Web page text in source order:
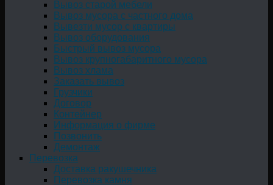
Вывоз старой мебели
Вывоз мусора с частного дома
Вывезти мусор с квартиры
Вывоз оборудования
Быстрый вывоз мусора
Вывоз крупногабаритного мусора
Вывоз хлама
Заказать вывоз
Грузчики
Договор
Контейнер
Информация о фирме
Позвонить
Демонтаж
Перевозка
Доставка ракушечника
Перевозка камня